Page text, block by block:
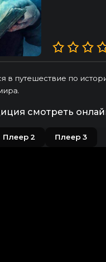
в путешествие по
смотреть
Плеер 2 Плеер 3